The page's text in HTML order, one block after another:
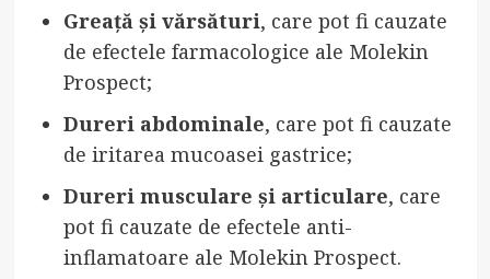
Greață și vărsături, care pot fi cauzate
de efectele farmacologice ale Molekin
Prospect;
Dureri abdominale, care pot fi cauzate
de iritarea mucoasei gastrice;
Dureri musculare și articulare, care
pot fi cauzate de efectele anti-
inflamatoare ale Molekin Prospect.